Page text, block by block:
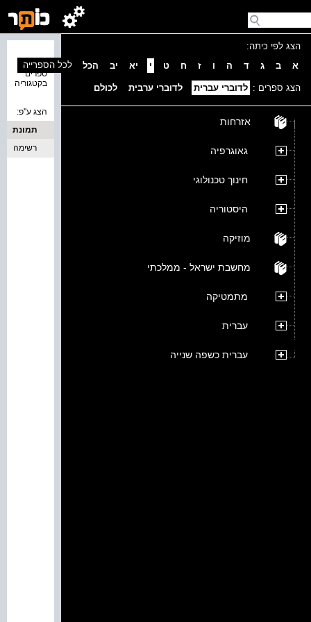
הצג לפי כיתה:
א
ב ג ד ה ו ז ח ט י יא יב הכל
הצג ספרים : לדוברי עברית לדוברי ערבית לכולם
אזרחות
גאוגרפיה
חינוך טכנולוגי
היסטוריה
מוזיקה
מחשבת ישראל - ממלכתי
מתמטיקה
עברית
עברית כשפה שנייה
ספרים
בקטגוריה
לכל הספרייה
הצג ע''פ:
תמונת
כריכה
רשימה